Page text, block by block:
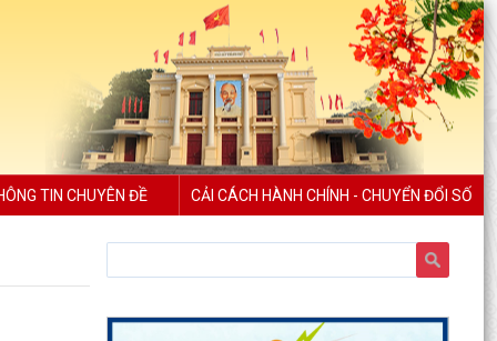
TIN CHUYÊN ĐỀ CẢI CÁCH HÀNH CHÍNH - CHUYỂN ĐỔI SỐ